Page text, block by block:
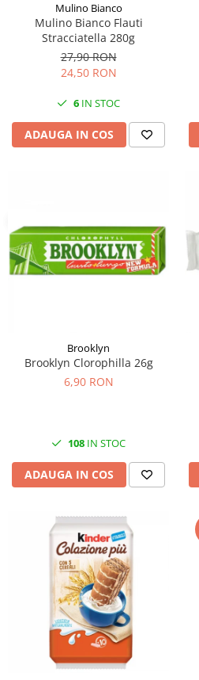
Mulino Bianco
Mulino Bianco Flauti
Stracciatella 280g
27,90 RON
24,50 RON
6 IN STOC
ADAUGA IN COS
Brooklyn
Brooklyn Clorophilla 26g
6,90 RON
108 IN STOC
ADAUGA IN COS